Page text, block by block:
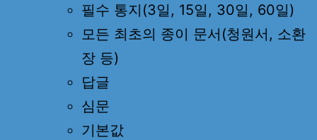
필수 통지(3일, 15일, 30일, 60일)
모든 최초의 종이 문서(청원서, 소환
장 등)
답글
심문
기본값